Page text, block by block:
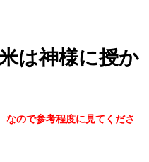
は神様に授か
ので参考程度に見てくださ